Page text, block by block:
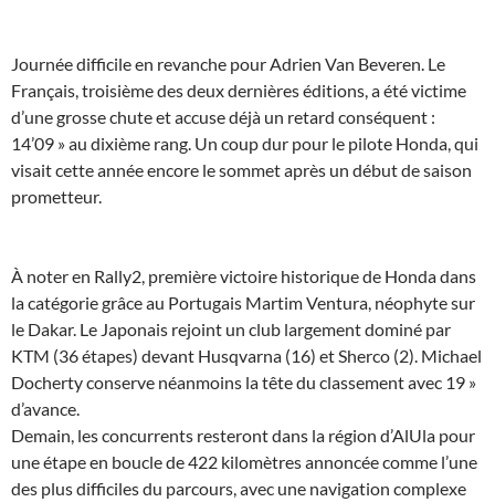
Journée difficile en revanche pour Adrien Van Beveren. Le
Français, troisième des deux dernières éditions, a été victime
d’une grosse chute et accuse déjà un retard conséquent :
14’09 » au dixième rang. Un coup dur pour le pilote Honda, qui
visait cette année encore le sommet après un début de saison
prometteur.
À noter en Rally2, première victoire historique de Honda dans
la catégorie grâce au Portugais Martim Ventura, néophyte sur
le Dakar. Le Japonais rejoint un club largement dominé par
KTM (36 étapes) devant Husqvarna (16) et Sherco (2). Michael
Docherty conserve néanmoins la tête du classement avec 19 »
d’avance.
Demain, les concurrents resteront dans la région d’AlUla pour
une étape en boucle de 422 kilomètres annoncée comme l’une
des plus difficiles du parcours, avec une navigation complexe